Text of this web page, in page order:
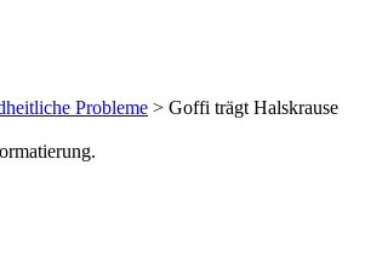
Probleme > Goffi trägt Halskrause